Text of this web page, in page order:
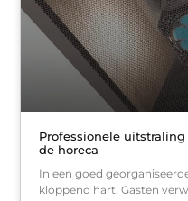
Professionele
de horeca
In een goed
kloppend hart. Gasten